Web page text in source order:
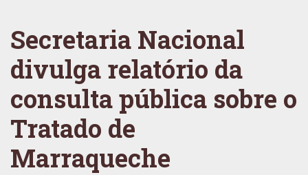
Secretaria Nacional
divulga relatório da
consulta pública sobre o
Tratado de
Marraqueche